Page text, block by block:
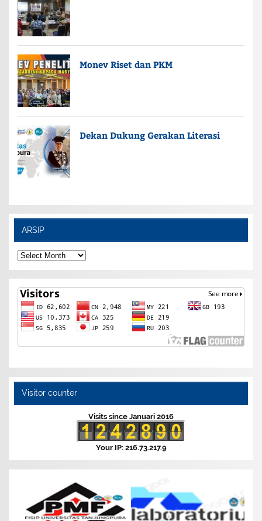
Monev Riset dan PKM
Dekan Dukung Gerakan Literasi
ARSIP
ARSIP
Visitor counter
Visits since Januari 2016
Your IP: 216.73.217.9